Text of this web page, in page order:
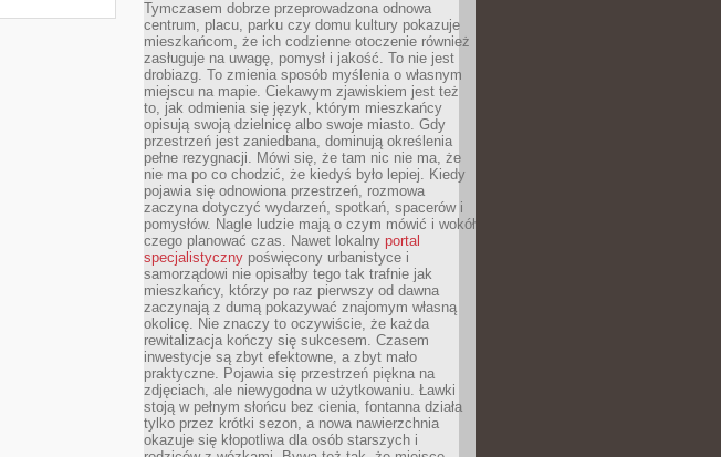
Tymczasem dobrze przeprowadzona odnowa
centrum, placu, parku czy domu kultury pokazuje
mieszkańcom, że ich codzienne otoczenie również
zasługuje na uwagę, pomysł i jakość. To nie jest
drobiazg. To zmienia sposób myślenia o własnym
miejscu na mapie. Ciekawym zjawiskiem jest też
to, jak odmienia się język, którym mieszkańcy
opisują swoją dzielnicę albo swoje miasto. Gdy
przestrzeń jest zaniedbana, dominują określenia
pełne rezygnacji. Mówi się, że tam nic nie ma, że
nie ma po co chodzić, że kiedyś było lepiej. Kiedy
pojawia się odnowiona przestrzeń, rozmowa
zaczyna dotyczyć wydarzeń, spotkań, spacerów i
pomysłów. Nagle ludzie mają o czym mówić i wokół
czego planować czas. Nawet lokalny portal
specjalistyczny poświęcony urbanistyce i
samorządowi nie opisałby tego tak trafnie jak
mieszkańcy, którzy po raz pierwszy od dawna
zaczynają z dumą pokazywać znajomym własną
okolicę. Nie znaczy to oczywiście, że każda
rewitalizacja kończy się sukcesem. Czasem
inwestycje są zbyt efektowne, a zbyt mało
praktyczne. Pojawia się przestrzeń piękna na
zdjęciach, ale niewygodna w użytkowaniu. Ławki
stoją w pełnym słońcu bez cienia, fontanna działa
tylko przez krótki sezon, a nowa nawierzchnia
okazuje się kłopotliwa dla osób starszych i